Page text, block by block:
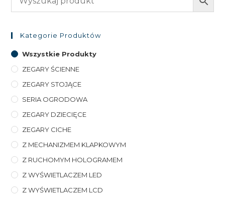
Kategorie Produktów
Wszystkie Produkty
ZEGARY ŚCIENNE
ZEGARY STOJĄCE
SERIA OGRODOWA
ZEGARY DZIECIĘCE
ZEGARY CICHE
Z MECHANIZMEM KLAPKOWYM
Z RUCHOMYM HOLOGRAMEM
Z WYŚWIETLACZEM LED
Z WYŚWIETLACZEM LCD